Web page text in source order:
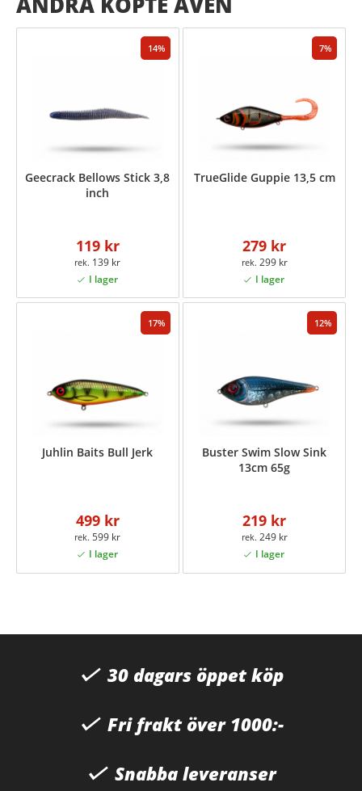
14
Geecrack Bellows Stick 3,8
inch
119 kr
139 kr
7
TrueGlide Guppie 13,5 cm
279 kr
299 kr
17
Juhlin Baits Bull Jerk
499 kr
599 kr
12
Buster Swim Slow Sink
13cm 65g
219 kr
249 kr
30 dagars öppet köp
Fri frakt över 1000:-
Snabba leveranser